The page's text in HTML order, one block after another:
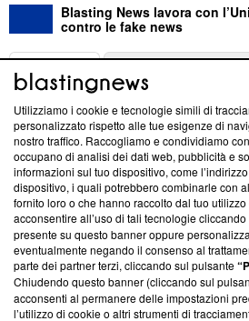
Blasting News lavora con
contro le fake news
ABOUT
Questa sezione offre informazioni
News, sui nostri processi editoriali e
creare news di qualità. Inoltre, afferma
‘Trust Project - News with Integrity’
ancora membro del programma, ma
parte; Trust Project non ha ancora
conformità agli standard.
Su di noi
Team editoriale
Utilizziamo i cookie e tecnologie simili di
personalizzato rispetto alle tue esigenze di
nostro traffico. Raccogliamo e condividiamo
occupano di analisi dei dati web, pubblicità e
informazioni sul tuo dispositivo, come
dispositivo, i quali potrebbero combinarle con
fornito loro o che hanno raccolto dal tuo
acconsentire all’uso di tali tecnologie
presente su questo banner oppure
eventualmente negando il consenso al
parte dei partner terzi, cliccando sul pulsante
Chiudendo questo banner (cliccando sul
acconsenti al permanere delle impostazioni
l’utilizzo di cookie o altri strumenti di